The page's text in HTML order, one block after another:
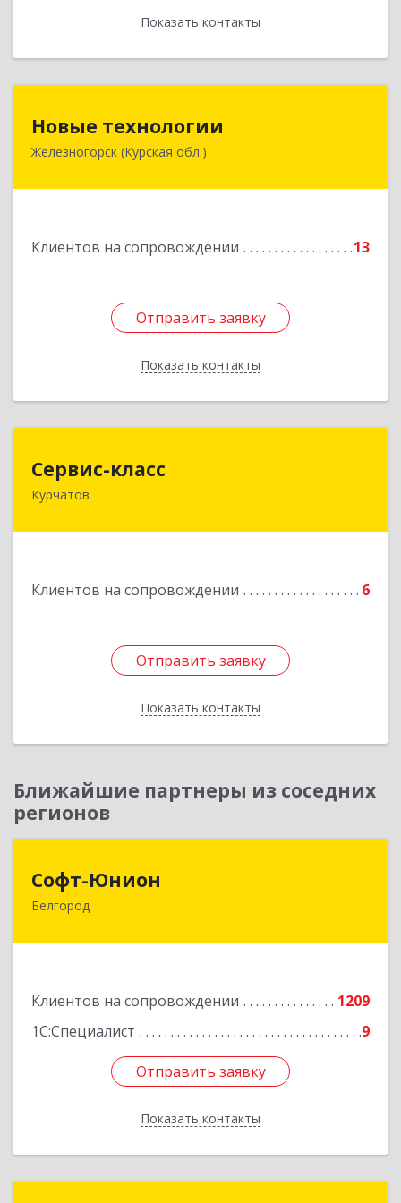
Показать контакты
Назад
Новые технологии
Железногорск (Курская обл.)
Клиентов на сопровождении 13
Отправить заявку
Показать контакты
307170, Курская обл, Железногорский р-н,
Подробнее
Отправить заявку
Назад
Сервис-класс
Курчатов
Клиентов на сопровождении 6
Отправить заявку
Показать контакты
Подробнее
Отправить заявку
Назад
Ближайшие партнеры из соседних
регионов
Софт-Юнион
Белгород
Клиентов на сопровождении
1209
1С:Специалист
9
Отправить заявку
Показать контакты
308014, Белгородская обл, Белгород г, Садовая
Отправить заявку
Назад